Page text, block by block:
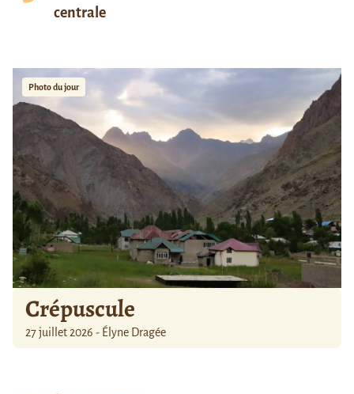
centrale
Photo du jour
Crépuscule
27 juillet 2026 - Élyne Dragée